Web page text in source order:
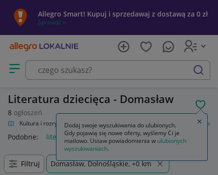
Allegro Smart! Kupuj i sprzedawaj z dostawą za 0 zł
Sprawdź »
Otwórz menu z kategoriami
szukaj
Literatura dziecięca - Domasław
8 ogłoszeń
Kultura i rozrywka Książki Książki dla dzieci Literatura dziecięca
Podobne: literatura dziecięca
Filtruj Domasław, Dolnośląskie, +0 km
Dodaj swoje wyszukiwania do ulubionych.
Gdy pojawią się nowe oferty, wyślemy Ci je
mailowo. Ustaw powiadomienia w ulubionych
wyszukiwaniach.